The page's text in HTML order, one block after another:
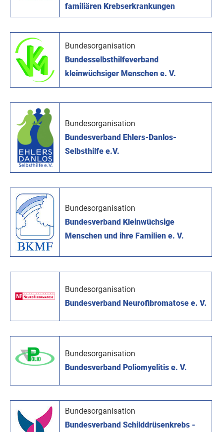
familiären Krebserkrankungen
Bundesorganisation
Bundesselbsthilfeverband
kleinwüchsiger Menschen e. V.
Bundesorganisation
Bundesverband Ehlers-Danlos-
Selbsthilfe e.V.
Bundesorganisation
Bundesverband Kleinwüchsige
Menschen und ihre Familien e. V.
Bundesorganisation
Bundesverband Neurofibromatose e. V.
Bundesorganisation
Bundesverband Poliomyelitis e. V.
Bundesorganisation
Bundesverband Schilddrüsenkrebs -